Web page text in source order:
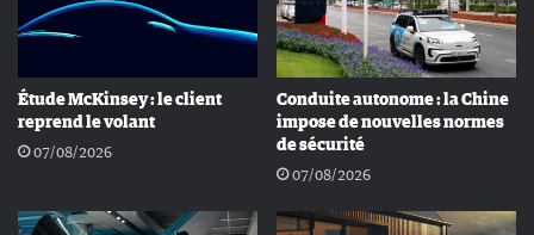
Étude McKinsey : le client
reprend le volant
07/08/2026
Conduite autonome : la Chine
impose de nouvelles normes
de sécurité
07/08/2026